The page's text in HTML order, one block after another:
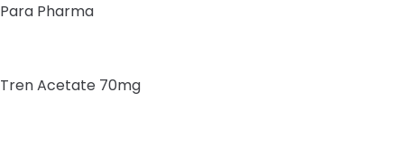
Para Pharma
Tren Acetate 70mg